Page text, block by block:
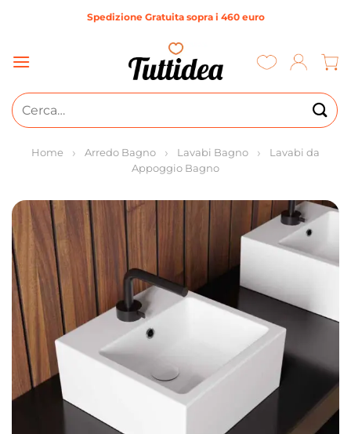
Spedizione Gratuita sopra i 460 euro
Cerca:
Home Arredo Bagno Lavabi Bagno
Lavabi da
Appoggio Bagno